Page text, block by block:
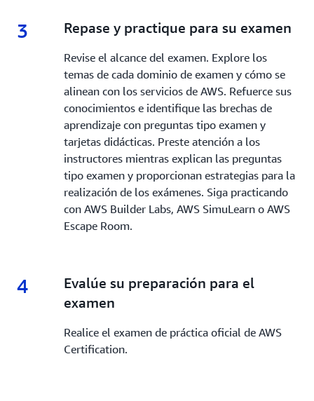
3 3.
Repase y practique para su examen
Revise el alcance del examen. Explore los
temas de cada dominio de examen y cómo se
alinean con los servicios de AWS. Refuerce sus
conocimientos e identifique las brechas de
aprendizaje con preguntas tipo examen y
tarjetas didácticas. Preste atención a los
instructores mientras explican las preguntas
tipo examen y proporcionan estrategias para la
realización de los exámenes. Siga practicando
con AWS Builder Labs, AWS SimuLearn o AWS
Escape Room.
4 4.
Evalúe su preparación para el
examen
Realice el examen de práctica oficial de AWS
Certification.